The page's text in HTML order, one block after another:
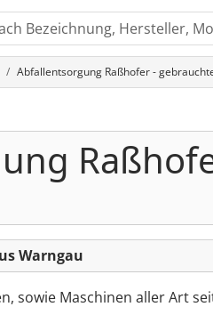
Abfallentsorgung Raßhofer -
Warngau
sowie Maschinen aller Art